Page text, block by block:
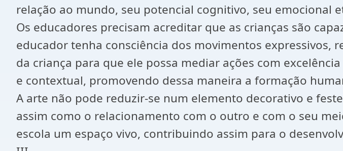
relação ao mundo, seu potencial cognitivo, seu emocional
Os educadores precisam acreditar que as crianças são
educador tenha consciência dos movimentos expressivos,
da criança para que ele possa mediar ações com
e contextual, promovendo dessa maneira a formação
A arte não pode reduzir-se num elemento decorativo e
assim como o relacionamento com o outro e com o seu
escola um espaço vivo, contribuindo assim para o